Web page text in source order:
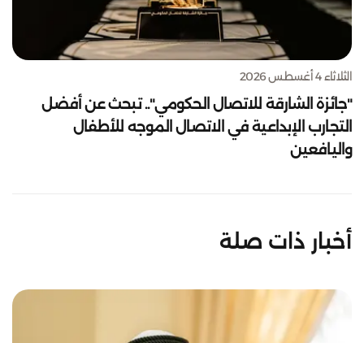
الثلاثاء 4 أغسطس 2026
"جائزة الشارقة للاتصال الحكومي".. تبحث عن أفضل
التجارب الإبداعية في الاتصال الموجه للأطفال
واليافعين
أخبار ذات صلة